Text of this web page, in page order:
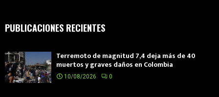
PUBLICACIONES RECIENTES
Terremoto de magnitud 7,4 deja más de 40
muertos y graves daños en Colombia
10/08/2026 0